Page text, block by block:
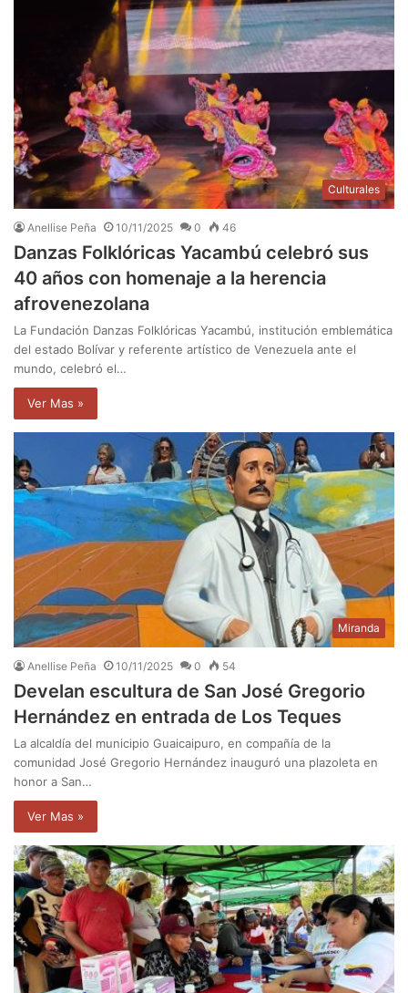
Culturales
Anellise Peña 10/11/2025 0 46
Danzas Folklóricas Yacambú celebró sus
40 años con homenaje a la herencia
afrovenezolana
La Fundación Danzas Folklóricas Yacambú, institución emblemática
del estado Bolívar y referente artístico de Venezuela ante el
mundo, celebró el…
Ver Mas »
Miranda
Anellise Peña 10/11/2025 0 54
Develan escultura de San José Gregorio
Hernández en entrada de Los Teques
La alcaldía del municipio Guaicaipuro, en compañía de la
comunidad José Gregorio Hernández inauguró una plazoleta en
honor a San…
Ver Mas »